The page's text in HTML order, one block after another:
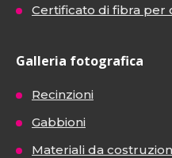
Certificato di fibra per
Galleria fotografica
Recinzioni
Gabbioni
Materiali da